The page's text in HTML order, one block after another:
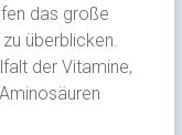
das große
überblicken.
der Vitamine,